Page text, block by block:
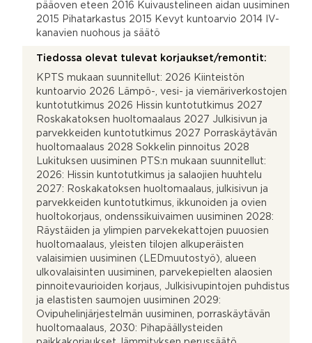
pääoven eteen 2016 Kuivaustelineen aidan uusiminen
2015 Pihatarkastus 2015 Kevyt kuntoarvio 2014 IV-
kanavien nuohous ja säätö
Tiedossa olevat tulevat korjaukset/remontit:
KPTS mukaan suunnitellut: 2026 Kiinteistön
kuntoarvio 2026 Lämpö-, vesi- ja viemäriverkostojen
kuntotutkimus 2026 Hissin kuntotutkimus 2027
Roskakatoksen huoltomaalaus 2027 Julkisivun ja
parvekkeiden kuntotutkimus 2027 Porraskäytävän
huoltomaalaus 2028 Sokkelin pinnoitus 2028
Lukituksen uusiminen PTS:n mukaan suunnitellut:
2026: Hissin kuntotutkimus ja salaojien huuhtelu
2027: Roskakatoksen huoltomaalaus, julkisivun ja
parvekkeiden kuntotutkimus, ikkunoiden ja ovien
huoltokorjaus, ondenssikuivaimen uusiminen 2028:
Räystäiden ja ylimpien parvekekattojen puuosien
huoltomaalaus, yleisten tilojen alkuperäisten
valaisimien uusiminen (LEDmuutostyö), alueen
ulkovalaisinten uusiminen, parvekepielten alaosien
pinnoitevaurioiden korjaus, Julkisivupintojen puhdistus
ja elastisten saumojen uusiminen 2029:
Ovipuhelinjärjestelmän uusiminen, porraskäytävän
huoltomaalaus, 2030: Pihapäällysteiden